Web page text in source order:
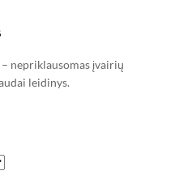
nepriklausomas įvairių
leidinys.